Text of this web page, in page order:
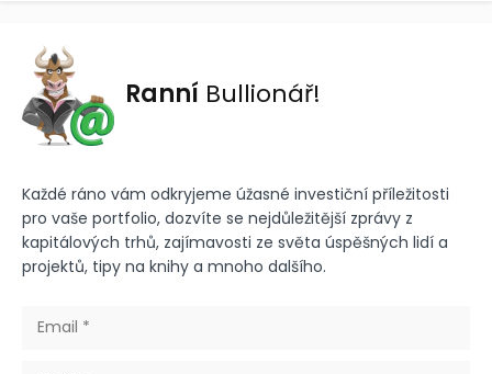
Ranní Bullionář!
Každé ráno vám odkryjeme úžasné investiční příležitosti
pro vaše portfolio, dozvíte se nejdůležitější zprávy z
kapitálových trhů, zajímavosti ze světa úspěšných lidí a
projektů, tipy na knihy a mnoho dalšího.